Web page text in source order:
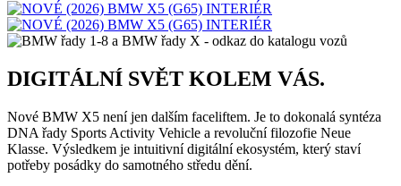
DIGITÁLNÍ SVĚT KOLEM VÁS.
Nové BMW X5 není jen dalším faceliftem. Je to dokonalá syntéza
DNA řady Sports Activity Vehicle a revoluční filozofie Neue
Klasse. Výsledkem je intuitivní digitální ekosystém, který staví
potřeby posádky do samotného středu dění.